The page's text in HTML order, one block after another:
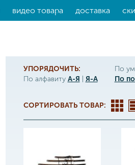
видео товара доставка
УПОРЯДОЧИТЬ:
По алфавиту А-Я Я-А
По
По
СОРТИРОВАТЬ ТОВАР: